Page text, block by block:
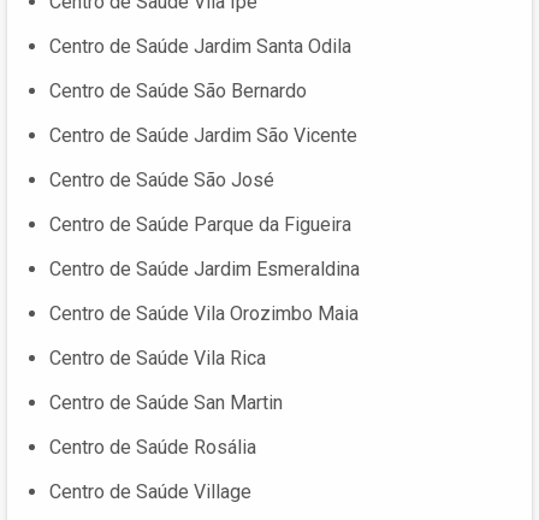
Centro de Saúde Jardim Santa Odila
Centro de Saúde São Bernardo
Centro de Saúde Jardim São Vicente
Centro de Saúde São José
Centro de Saúde Parque da Figueira
Centro de Saúde Jardim Esmeraldina
Centro de Saúde Vila Orozimbo Maia
Centro de Saúde Vila Rica
Centro de Saúde San Martin
Centro de Saúde Rosália
Centro de Saúde Village